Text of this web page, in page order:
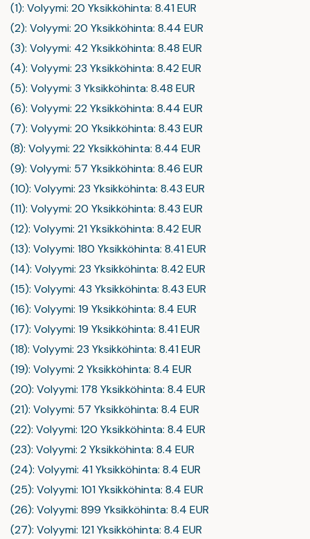
(1): Volyymi: 20 Yksikköhinta: 8.41 EUR
(2): Volyymi: 20 Yksikköhinta: 8.44 EUR
(3): Volyymi: 42 Yksikköhinta: 8.48 EUR
(4): Volyymi: 23 Yksikköhinta: 8.42 EUR
(5): Volyymi: 3 Yksikköhinta: 8.48 EUR
(6): Volyymi: 22 Yksikköhinta: 8.44 EUR
(7): Volyymi: 20 Yksikköhinta: 8.43 EUR
(8): Volyymi: 22 Yksikköhinta: 8.44 EUR
(9): Volyymi: 57 Yksikköhinta: 8.46 EUR
(10): Volyymi: 23 Yksikköhinta: 8.43 EUR
(11): Volyymi: 20 Yksikköhinta: 8.43 EUR
(12): Volyymi: 21 Yksikköhinta: 8.42 EUR
(13): Volyymi: 180 Yksikköhinta: 8.41 EUR
(14): Volyymi: 23 Yksikköhinta: 8.42 EUR
(15): Volyymi: 43 Yksikköhinta: 8.43 EUR
(16): Volyymi: 19 Yksikköhinta: 8.4 EUR
(17): Volyymi: 19 Yksikköhinta: 8.41 EUR
(18): Volyymi: 23 Yksikköhinta: 8.41 EUR
(19): Volyymi: 2 Yksikköhinta: 8.4 EUR
(20): Volyymi: 178 Yksikköhinta: 8.4 EUR
(21): Volyymi: 57 Yksikköhinta: 8.4 EUR
(22): Volyymi: 120 Yksikköhinta: 8.4 EUR
(23): Volyymi: 2 Yksikköhinta: 8.4 EUR
(24): Volyymi: 41 Yksikköhinta: 8.4 EUR
(25): Volyymi: 101 Yksikköhinta: 8.4 EUR
(26): Volyymi: 899 Yksikköhinta: 8.4 EUR
(27): Volyymi: 121 Yksikköhinta: 8.4 EUR